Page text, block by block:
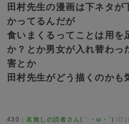
田村先生の漫画は下ネタが
かってるんだが
食いまくるってことは用を
か？とか男女が入れ替わっ
害とか
田村先生がどう描くのかも
430 ：名無しの読者さん(｀・ω・´)